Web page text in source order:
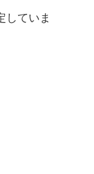
していま